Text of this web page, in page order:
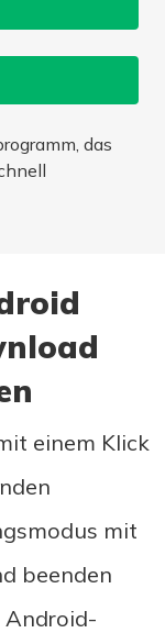
das
einem Klick
mit
beenden
Android-